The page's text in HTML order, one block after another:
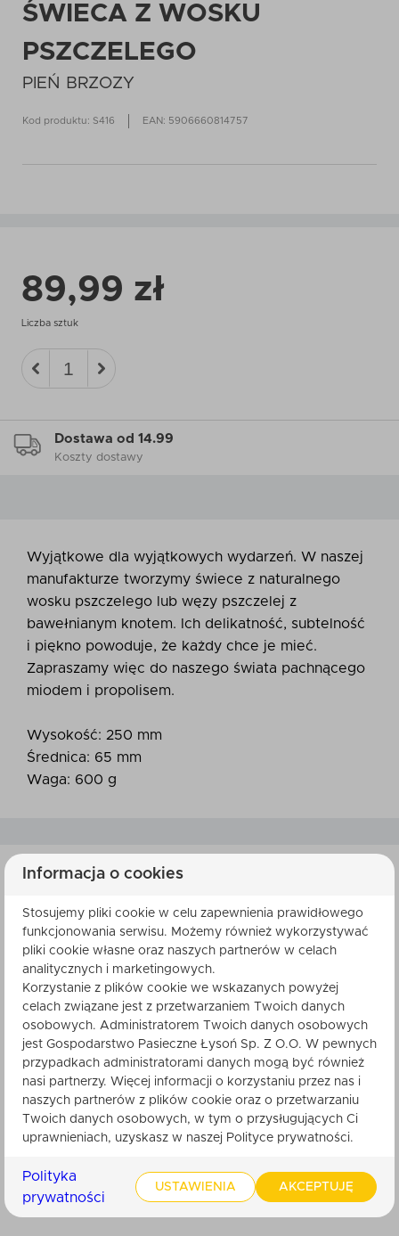
ŚWIECA Z WOSKU
PSZCZELEGO
PIEŃ BRZOZY
Kod produktu: S416 EAN: 5906660814757
89,99 zł
Liczba sztuk
Dostawa od 14.99
Koszty dostawy
Wyjątkowe dla wyjątkowych wydarzeń. W naszej
manufakturze tworzymy świece z naturalnego
wosku pszczelego lub węzy pszczelej z
bawełnianym knotem. Ich delikatność, subtelność
i piękno powoduje, że każdy chce je mieć.
Zapraszamy więc do naszego świata pachnącego
miodem i propolisem.
Wysokość: 250 mm
Średnica: 65 mm
Waga: 600 g
SKŁADNIKI
Nikt do tej pory nie ocenił tego produktu.
Bądź pierwszy. Po zatwierdzeniu przez
obsługę sklepu, będzie ona widoczna dla
innych klientów.
Twoje imię
Twoja ocena:
Informacja o cookies
Stosujemy pliki cookie w celu zapewnienia prawidłowego
funkcjonowania serwisu. Możemy również wykorzystywać
pliki cookie własne oraz naszych partnerów w celach
analitycznych i marketingowych.
Korzystanie z plików cookie we wskazanych powyżej
celach związane jest z przetwarzaniem Twoich danych
osobowych. Administratorem Twoich danych osobowych
jest Gospodarstwo Pasieczne Łysoń Sp. Z O.O. W pewnych
przypadkach administratorami danych mogą być również
nasi partnerzy. Więcej informacji o korzystaniu przez nas i
naszych partnerów z plików cookie oraz o przetwarzaniu
Twoich danych osobowych, w tym o przysługujących Ci
uprawnieniach, uzyskasz w naszej Polityce prywatności.
Polityka
prywatności
USTAWIENIA AKCEPTUJĘ